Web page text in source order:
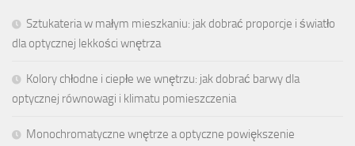
Sztukateria w małym mieszkaniu: jak dobrać proporcje i światło
dla optycznej lekkości wnętrza
Kolory chłodne i ciepłe we wnętrzu: jak dobrać barwy dla
optycznej równowagi i klimatu pomieszczenia
Monochromatyczne wnętrze a optyczne powiększenie